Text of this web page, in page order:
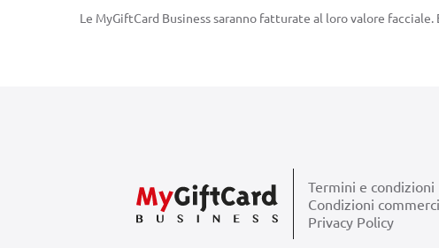
Le MyGiftCard Business saranno fatturate al loro valore
Termini e condizioni
Condizioni
Privacy Policy